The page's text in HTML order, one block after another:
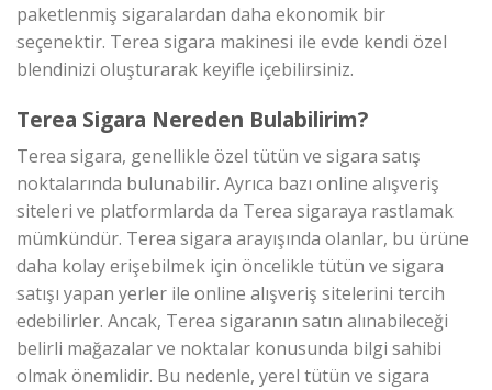
paketlenmiş sigaralardan daha ekonomik bir
seçenektir. Terea sigara makinesi ile evde kendi özel
blendinizi oluşturarak keyifle içebilirsiniz.
Terea Sigara Nereden Bulabilirim?
Terea sigara, genellikle özel tütün ve sigara satış
noktalarında bulunabilir. Ayrıca bazı online alışveriş
siteleri ve platformlarda da Terea sigaraya rastlamak
mümkündür. Terea sigara arayışında olanlar, bu ürüne
daha kolay erişebilmek için öncelikle tütün ve sigara
satışı yapan yerler ile online alışveriş sitelerini tercih
edebilirler. Ancak, Terea sigaranın satın alınabileceği
belirli mağazalar ve noktalar konusunda bilgi sahibi
olmak önemlidir. Bu nedenle, yerel tütün ve sigara